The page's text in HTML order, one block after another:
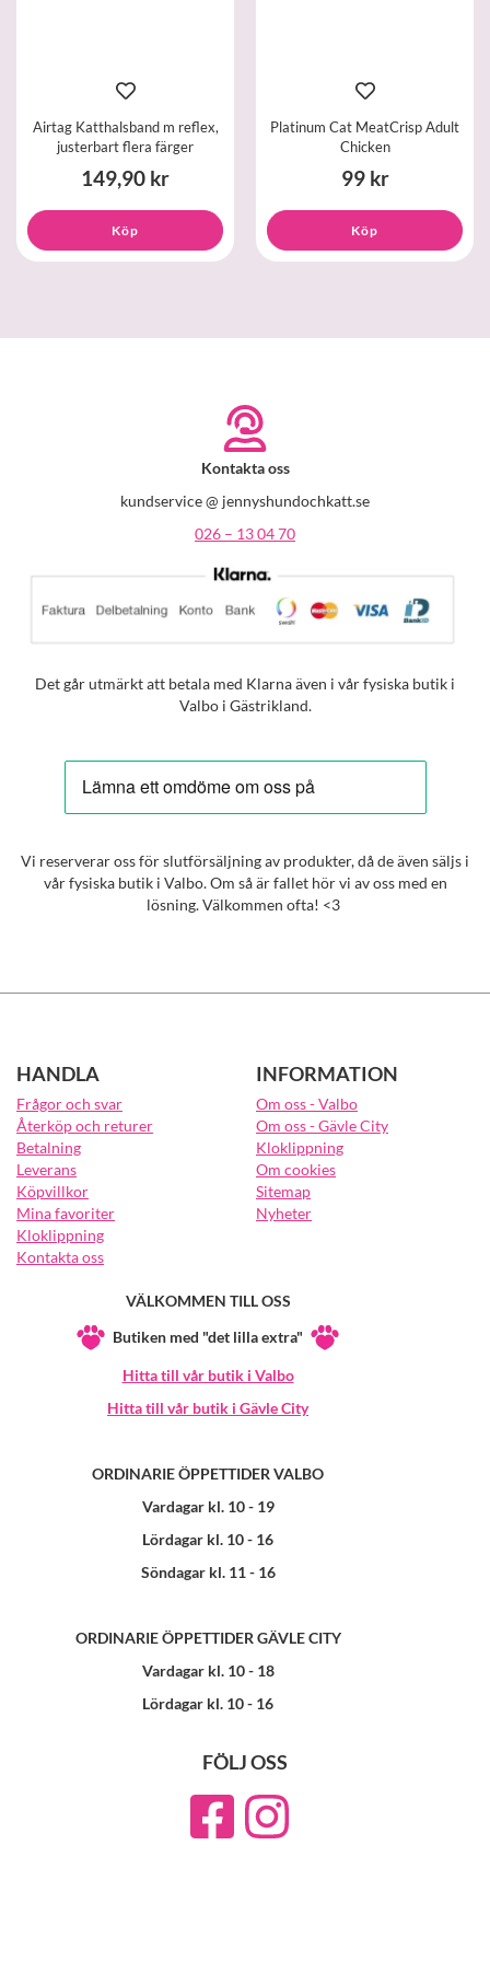
Airtag Katthalsband m reflex,
justerbart flera färger
149,90 kr
Köp
Platinum Cat MeatCrisp Adult
Chicken
99 kr
Köp
Kontakta oss
kundservice @ jennyshundochkatt.se
026 – 13 04 70
Det går utmärkt att betala med Klarna även i vår fysiska butik i
Valbo i Gästrikland.
Vi reserverar oss för slutförsäljning av produkter, då de även säljs i
vår fysiska butik i Valbo. Om så är fallet hör vi av oss med en
lösning. Välkommen ofta! <3
HANDLA
Frågor och svar
Återköp och returer
Betalning
Leverans
Köpvillkor
Mina favoriter
Kloklippning
Kontakta oss
INFORMATION
Om oss - Valbo
Om oss - Gävle City
Kloklippning
Om cookies
Sitemap
Nyheter
VÄLKOMMEN TILL OSS
Butiken med "det lilla extra"
Hitta till vår butik i Valbo
Hitta till vår butik i Gävle City
ORDINARIE ÖPPETTIDER VALBO
Vardagar kl. 10 - 19
Lördagar kl. 10 - 16
Söndagar kl. 11 - 16
ORDINARIE ÖPPETTIDER GÄVLE CITY
Vardagar kl. 10 - 18
Lördagar kl. 10 - 16
FÖLJ OSS